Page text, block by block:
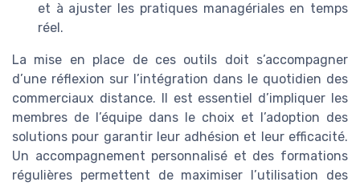
et à ajuster les pratiques managériales en temps
réel.
La mise en place de ces outils doit s’accompagner
d’une réflexion sur l’intégration dans le quotidien des
commerciaux distance. Il est essentiel d’impliquer les
membres de l’équipe dans le choix et l’adoption des
solutions pour garantir leur adhésion et leur efficacité.
Un accompagnement personnalisé et des formations
régulières permettent de maximiser l’utilisation des